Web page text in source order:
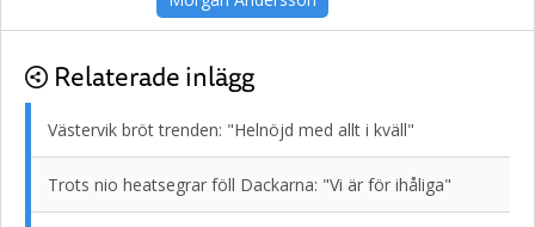
Relaterade inlägg
Västervik bröt trenden: "Helnöjd med allt i kväll"
Trots nio heatsegrar föll Dackarna: "Vi är för ihåliga"